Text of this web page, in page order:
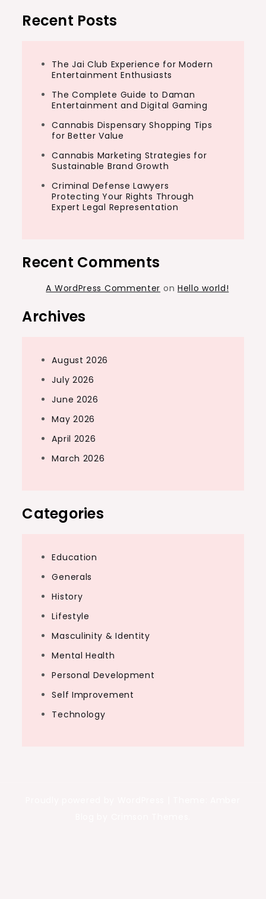
Recent Posts
The Jai Club Experience for Modern
Entertainment Enthusiasts
The Complete Guide to Daman
Entertainment and Digital Gaming
Cannabis Dispensary Shopping Tips
for Better Value
Cannabis Marketing Strategies for
Sustainable Brand Growth
Criminal Defense Lawyers
Protecting Your Rights Through
Expert Legal Representation
Recent Comments
A WordPress Commenter on Hello world!
Archives
August 2026
July 2026
June 2026
May 2026
April 2026
March 2026
Categories
Education
Generals
History
Lifestyle
Masculinity & Identity
Mental Health
Personal Development
Self Improvement
Technology